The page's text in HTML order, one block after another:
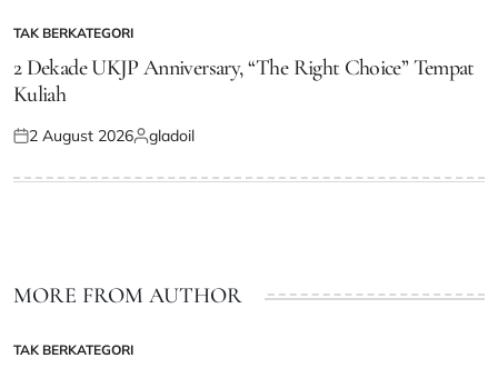
POSTED
TAK BERKATEGORI
2 Dekade UKJP Anniversary, “The Right Choice” Tempat
Kuliah
Posted
2 August 2026Posted
gladoil
MORE FROM AUTHOR
POSTED
TAK BERKATEGORI